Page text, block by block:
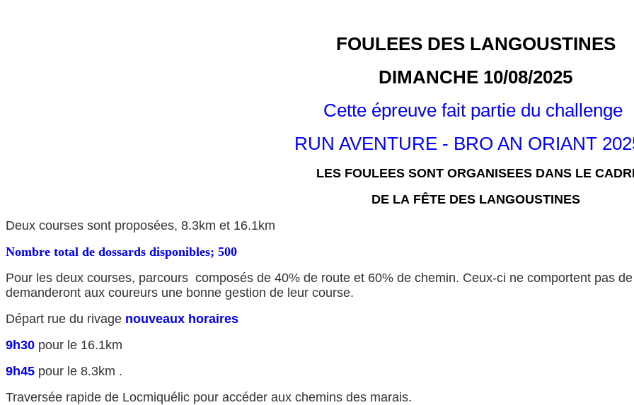
FOULEES DES LANGOUSTINES
DIMANCHE 10/08/2025
Cette épreuve fait partie du challenge
RUN AVENTURE - BRO AN ORIANT
LES FOULEES SONT ORGANISEES DANS LE
DE LA FÊTE DES LANGOUSTINES
Deux courses sont proposées, 8.3km et 16.1km
Nombre total de dossards disponibles; 500
Pour les deux courses, parcours composés de 40% de route et 60% de chemin. Ceux-ci ne comportent pas
demanderont aux coureurs une bonne gestion de leur course.
Départ rue du rivage nouveaux horaires
9h30 pour le 16.1km
9h45 pour le 8.3km .
Traversée rapide de Locmiquélic pour accéder aux chemins des marais.